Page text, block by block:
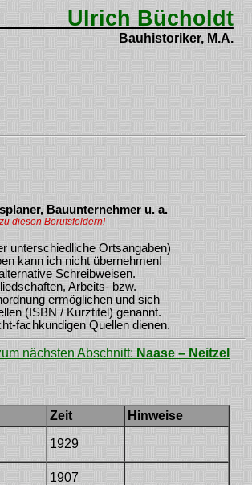
Bücholdt
Bauhistoriker, M.A.
Bauunternehmer u. a.
diesen Berufsfeldern!
unterschiedliche Ortsangaben)
kann ich nicht übernehmen!
Schreibweisen.
Arbeits- bzw.
ermöglichen und sich
(ISBN / Kurztitel) genannt.
fachkundigen Quellen dienen.
nächsten Abschnitt: Naase – Neitzel
Zeit Hinweise
1929
1907